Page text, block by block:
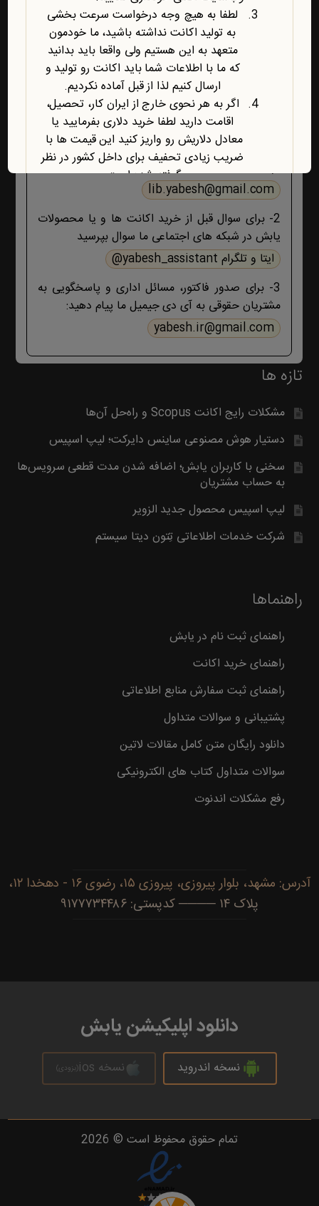
راه‌های ارتباط با یابش
1- برای پشتیبانی اکانت ها و فروشگاه ، حتما و حتما
ابتدا تمام اطلاعات محصول، صفحه پشتیبانی و پیام
های ایمیلی ،تکمیل سفارش و ثبت سفارش را مطالعه
کنید اگر هیچ جوابی برای مشکل شما نبود آنگاه ایمیل
بزنید :
lib.yabesh@gmail.com
2- برای سوال قبل از خرید اکانت ها و یا محصولات
یابش در شبکه های اجتماعی ما سوال بپرسید
ایتا و تلگرام yabesh_assistant@
3- برای صدور فاکتور، مسائل اداری و پاسخگویی به
مشتریان حقوقی به آی دی جیمیل ما پیام دهید:
yabesh.ir@gmail.com
تازه ها
مشکلات رایج اکانت Scopus و راه‌حل آن‌ها
دستیار هوش مصنوعی ساینس دایرکت؛ لیپ اسپیس
سخنی با کاربران یابش؛ اضافه شدن مدت قطعی سرویس‌ها
به حساب مشتریان
لیپ اسپیس محصول جدید الزویر
شرکت خدمات اطلاعاتی تِتون دیتا سیستم
راهنماها
راهنمای ثبت نام در یابش
راهنمای خرید اکانت
راهنمای ثبت سفارش منابع اطلاعاتی
پشتیبانی و سوالات متداول
دانلود رایگان متن کامل مقالات لاتین
سوالات متداول کتاب های الکترونیکی
رفع مشکلات اندنوت
آدرس: مشهد، بلوار پیروزی، پیروزی ۱۵، رضوی ۱۶ - دهخدا ۱۲،
پلاک ۱۴ ──── کدپستی: ۹۱۷۷۷۳۴۴۸۶
دانلود اپلیکیشن یابش
نسخه اندروید نسخه ios (بزودی)
تمام حقوق محفوظ است © 2026
لطفا به هیچ وجه درخواست سرعت بخشی
به تولید اکانت نداشته باشید، ما خودمون
متعهد به این هستیم ولی واقعا باید بدانید
که ما با اطلاعات شما باید اکانت رو تولید و
ارسال کنیم لذا از قبل آماده نکردیم.
اگر به هر نحوی خارج از ایران کار، تحصیل،
اقامت دارید لطفا خرید دلاری بفرمایید یا
معادل دلاریش رو واریز کنید این قیمت ها با
ضریب زیادی تحفیف برای داخل کشور در نظر
گرفته شده است.
آخرین محصول اضافه شده به فروشگاه
امبیس AI است.
روش ارتباط با ما در پایین صفحات یابش
درچ شده است، مطابق موضوع با ما تماس
بگیرید. با تشکر